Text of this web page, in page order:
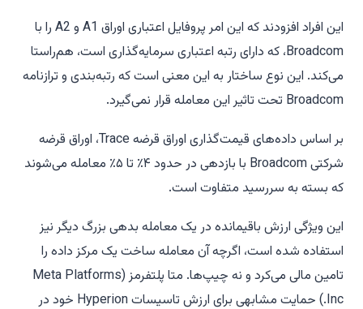
این افراد افزودند که این امر پروفایل اعتباری اوراق A1 و A2 را با
Broadcom، که دارای رتبه اعتباری سرمایه‌گذاری است، هم‌راستا
می‌کند. این نوع ساختار به این معنی است که رتبه‌بندی و ترازنامه
Broadcom تحت تاثیر این معامله قرار نمی‌گیرد.
بر اساس داده‌های قیمت‌گذاری اوراق قرضه Trace، اوراق قرضه
شرکتی Broadcom با بازدهی در حدود ۴٪ تا ۵٪ معامله می‌شوند
که بسته به سررسید متفاوت است.
این ویژگی ارزش باقیمانده در یک معامله بدهی بزرگ دیگر نیز
استفاده شده است، اگرچه آن معامله ساخت یک مرکز داده را
تامین مالی می‌کرد و نه چیپ‌ها. متا پلتفرمز (Meta Platforms
Inc.) حمایت مشابهی برای ارزش تاسیسات Hyperion خود در